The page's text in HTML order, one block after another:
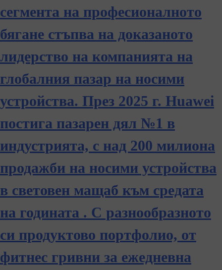
сегмента на професионалното
бягане стъпва на доказаното
лидерство на компанията на
глобалния пазар на носими
устройства. През 2025 г. Huawei
постига пазарен дял №1 в
индустрията, с над 200 милиона
продажби на носими устройства
в световен мащаб към средата
на годината . С разнообразното
си продуктово портфолио, от
фитнес гривни за ежедневна